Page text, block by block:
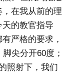
在我从前的理
的教官指导
严格的要求，
尖分开60度；
照射下，我们